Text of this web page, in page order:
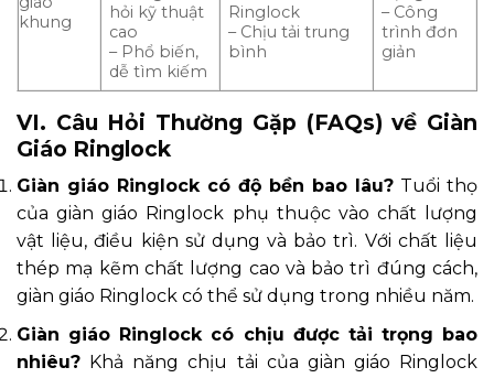
khung
hỏi kỹ thuật
cao
– Phổ biến,
dễ tìm kiếm
Ringlock
– Chịu tải trung
bình
– Công
trình đơn
giản
VI. Câu Hỏi Thường Gặp (FAQs) về Giàn
Giáo Ringlock
Giàn giáo Ringlock có độ bền bao lâu? Tuổi thọ
của giàn giáo Ringlock phụ thuộc vào chất lượng
vật liệu, điều kiện sử dụng và bảo trì. Với chất liệu
thép mạ kẽm chất lượng cao và bảo trì đúng cách,
giàn giáo Ringlock có thể sử dụng trong nhiều năm.
Giàn giáo Ringlock có chịu được tải trọng bao
nhiêu? Khả năng chịu tải của giàn giáo Ringlock